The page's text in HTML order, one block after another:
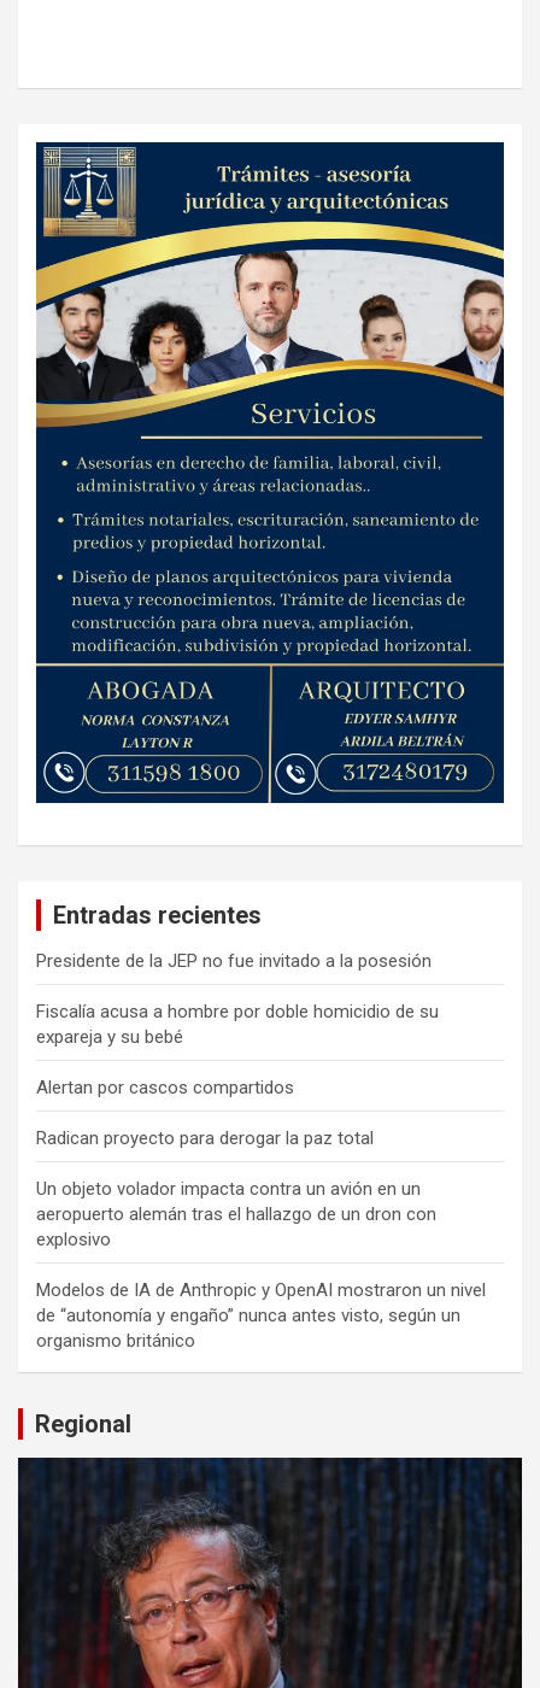
Entradas recientes
Presidente de la JEP no fue invitado a la posesión
Fiscalía acusa a hombre por doble homicidio de su
expareja y su bebé
Alertan por cascos compartidos
Radican proyecto para derogar la paz total
Un objeto volador impacta contra un avión en un
aeropuerto alemán tras el hallazgo de un dron con
explosivo
Modelos de IA de Anthropic y OpenAI mostraron un nivel
de “autonomía y engaño” nunca antes visto, según un
organismo británico
Regional